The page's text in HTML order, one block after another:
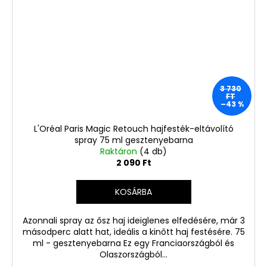
3 730
FT
–43 %
L'Oréal Paris Magic Retouch hajfesték-eltávolító
spray 75 ml gesztenyebarna
Raktáron (4 db)
2 090 Ft
KOSÁRBA
Azonnali spray az ősz haj ideiglenes elfedésére, már 3
másodperc alatt hat, ideális a kinőtt haj festésére. 75
ml - gesztenyebarna Ez egy Franciaországból és
Olaszországból...